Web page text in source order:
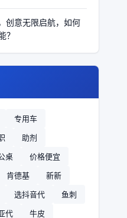
创意无限启航，如何
？
专用车
助剂
桌
价格便宜
肯德基
新新
选抖音代
鱼刺
代 牛皮